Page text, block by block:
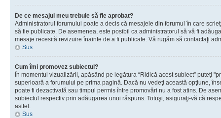
De ce mesajul meu trebuie să fie aprobat?
Administratorul forumului poate a decis că mesajele din forumul în care
să fie publicate. De asemenea, este posibil ca administratorul să vă fi
mesaje recesită revizuire înainte de a fi publicate. Vă rugăm să contactaţi
Sus
Cum îmi promovez subiectul?
În momentul vizualizării, apăsând pe legătura “Ridică acest subiect” puteţi
superioară a forumului pe prima pagină. Dacă nu vedeţi această opţiune,
poate fi dezactivată sau timpul permis între promovări nu a fost atins. De
subiectul respectiv prin adăugarea unui răspuns. Totuşi, asiguraţi-vă că
astfel.
Sus